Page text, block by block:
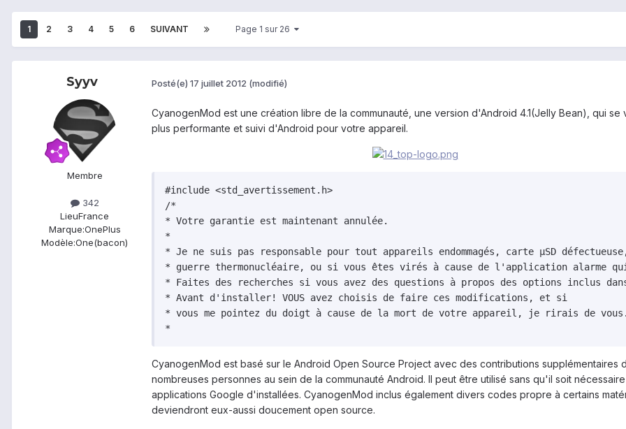
1 2 3 4 5 6 SUIVANT Page 1 sur 26
Syyv
Membre
342
LieuFrance
Marque:OnePlus
Modèle:One(bacon)
Posté(e) 17 juillet 2012 (modifié)
CyanogenMod est une création libre de la communauté, une version d'Android 4.1(Jelly Bean), qui se
plus performante et suivi d'Android pour votre appareil.
#include <std_avertissement.h>
/*
* Votre garantie est maintenant annulée.
*
* Je ne suis pas responsable pour tout appareils endommagés, carte µSD
* guerre thermonucléaire, ou si vous êtes virés à cause de l'application alarme
* Faites des recherches si vous avez des questions à propos des options inclus
* Avant d'installer! VOUS avez choisis de faire ces modifications, et si
* vous me pointez du doigt à cause de la mort de votre appareil, je rirais de vous.
CyanogenMod est basé sur le Android Open Source Project avec des contributions supplémentaires
nombreuses personnes au sein de la communauté Android. Il peut être utilisé sans qu'il soit
applications Google d'installées. CyanogenMod inclus également divers codes propre à certains
deviendront eux-aussi doucement open source.